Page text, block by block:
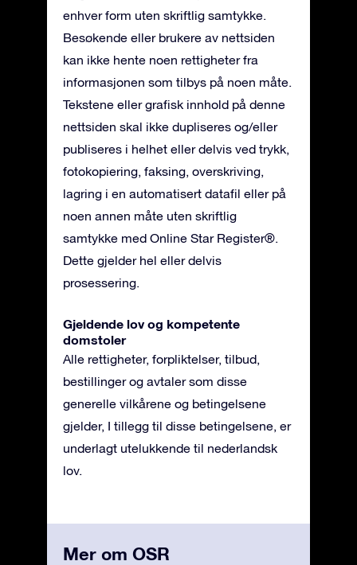
enhver form uten skriftlig samtykke.
Besøkende eller brukere av nettsiden
kan ikke hente noen rettigheter fra
informasjonen som tilbys på noen måte.
Tekstene eller grafisk innhold på denne
nettsiden skal ikke dupliseres og/eller
publiseres i helhet eller delvis ved trykk,
fotokopiering, faksing, overskriving,
lagring i en automatisert datafil eller på
noen annen måte uten skriftlig
samtykke med Online Star Register®.
Dette gjelder hel eller delvis
prosessering.
Gjeldende lov og kompetente
domstoler
Alle rettigheter, forpliktelser, tilbud,
bestillinger og avtaler som disse
generelle vilkårene og betingelsene
gjelder, I tillegg til disse betingelsene, er
underlagt utelukkende til nederlandsk
lov.
Mer om OSR